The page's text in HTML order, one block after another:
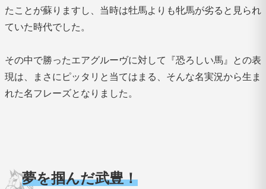
たことが蘇りますし、当時は牡馬よりも牝馬が劣ると見られ
ていた時代でした。
その中で勝ったエアグルーヴに対して『恐ろしい馬』との表
現は、まさにピッタリと当てはまる、そんな名実況から生ま
れた名フレーズとなりました。
夢を掴んだ武豊！